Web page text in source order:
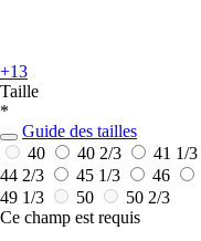
+13
Taille
*
Guide des tailles
40
40 2/3 41 1/3
44 2/3
45 1/3 46
49 1/3
50
50 2/3
Ce champ est requis